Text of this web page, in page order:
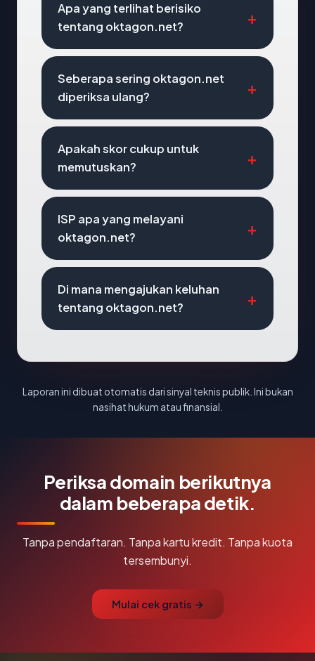
Apa yang terlihat berisiko
tentang oktagon.net?
Seberapa sering oktagon.net
diperiksa ulang?
Apakah skor cukup untuk
memutuskan?
ISP apa yang melayani
oktagon.net?
Di mana mengajukan keluhan
tentang oktagon.net?
Laporan ini dibuat otomatis dari sinyal teknis publik. Ini bukan
nasihat hukum atau finansial.
Periksa domain berikutnya
dalam beberapa detik.
Tanpa pendaftaran. Tanpa kartu kredit. Tanpa kuota
tersembunyi.
Mulai cek gratis →